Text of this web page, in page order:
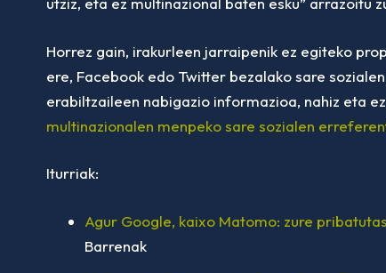
Horrez gain, irakurleen jarraipenik ez egiteko
ere, Facebook edo Twitter bezalako sare
erabiltzaileen nabigazio informazioa, nahiz eta
multinazionalen menpeko sare sozialen
Iturriak:
Agur Google, kaixo Matomo: zure
Barrenak